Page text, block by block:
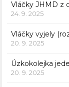
Vláčky JHMD z
24. 9. 2025
Vláčky vyjely
20. 9. 2025
Úzkokolejka
20. 9. 2025